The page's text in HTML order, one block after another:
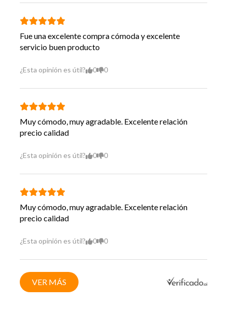
Fue una excelente compra cómoda y excelente
servicio buen producto
¿Esta opinión es útil? 0 0
Muy cómodo, muy agradable. Excelente relación
precio calidad
¿Esta opinión es útil? 0 0
Muy cómodo, muy agradable. Excelente relación
precio calidad
¿Esta opinión es útil? 0 0
VER MÁS